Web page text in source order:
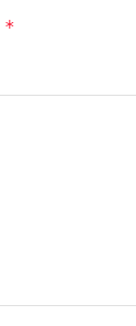
*